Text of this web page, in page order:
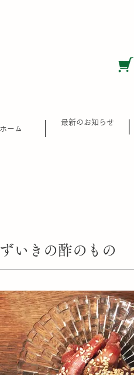
​ホーム
最新のお知らせ
いきの酢のもの